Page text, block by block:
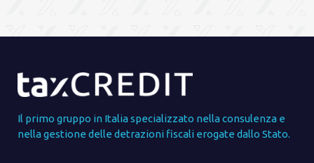
Il primo gruppo in Italia specializzato nella consulenza e
nella gestione delle detrazioni fiscali erogate dallo Stato.